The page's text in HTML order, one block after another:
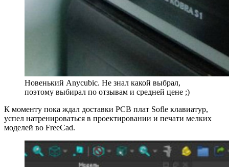
Новенький Anycubic. Не знал какой выбрал,
поэтому выбирал по отзывам и средней цене ;)
К моменту пока ждал доставки PCB плат Sofle клавиатур,
успел натренироваться в проектировании и печати мелких
моделей во FreeCad.